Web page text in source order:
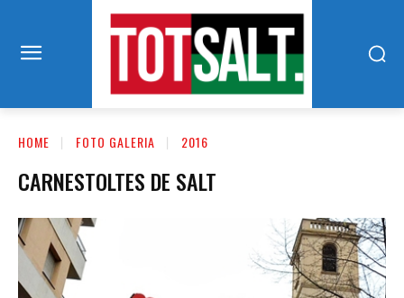
HOME FOTO GALERIA 2016
CARNESTOLTES DE SALT